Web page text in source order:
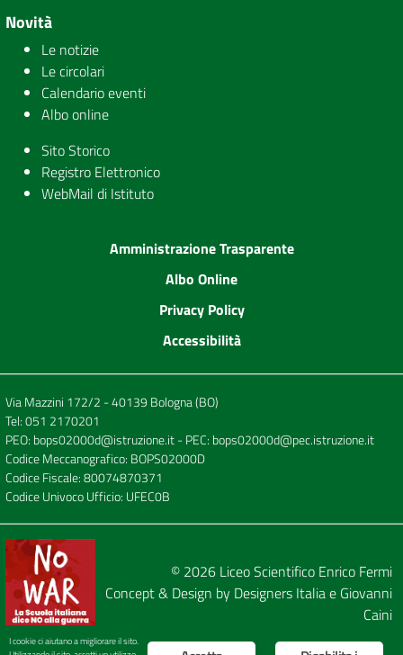
Novità
Le notizie
Le circolari
Calendario eventi
Albo online
Sito Storico
Registro Elettronico
WebMail di Istituto
Amministrazione Trasparente
Albo Online
Privacy Policy
Accessibilità
Via Mazzini 172/2 - 40139 Bologna (BO)
Tel:051 2170201
PEO: bops02000d@istruzione.it- PEC: bops02000d@pec.istruzione.it
Codice Meccanografico: BOPS02000D
Codice Fiscale: 80074870371
Codice Univoco Ufficio: UFEC0B
© 2026 Liceo Scientifico Enrico Fermi
Concept & Design by Designers Italiae Giovanni
Caini
I cookie ci aiutano a migliorare il sito.